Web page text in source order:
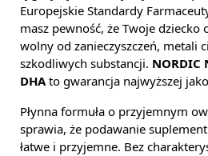
Europejskie Standardy
masz pewność, że Twoje
wolny od zanieczyszczeń, metali
szkodliwych substancji. NORDIC
DHA to gwarancja najwyższej
Płynna formuła o przyjemnym
sprawia, że podawanie
łatwe i przyjemne. Bez